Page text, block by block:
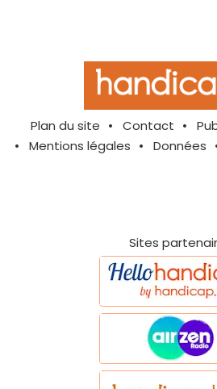
Plan du site Contact
Mentions légales
Données
Sites